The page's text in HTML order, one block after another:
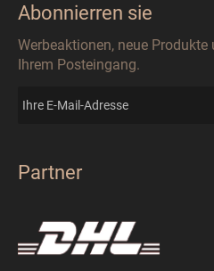
Abonnierren sie
Werbeaktionen, neue
Ihrem Posteingang.
Partner